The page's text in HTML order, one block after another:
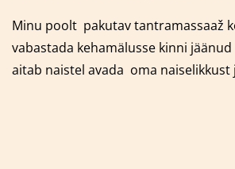
Minu poolt pakutav tantramassaaž
vabastada kehamälusse kinni
aitab naistel avada oma naiselikkust